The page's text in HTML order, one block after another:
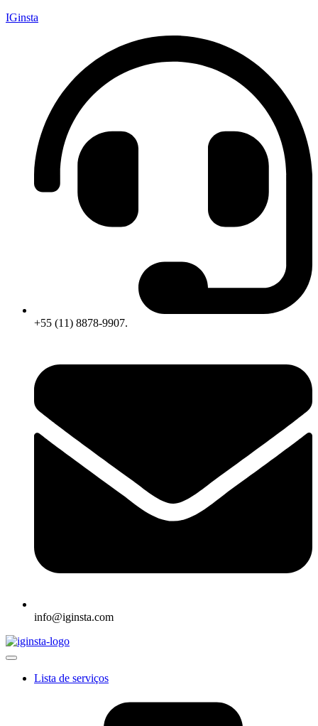
IGinsta
+55 (11) 8878-9907.
info@iginsta.com
Lista de serviços